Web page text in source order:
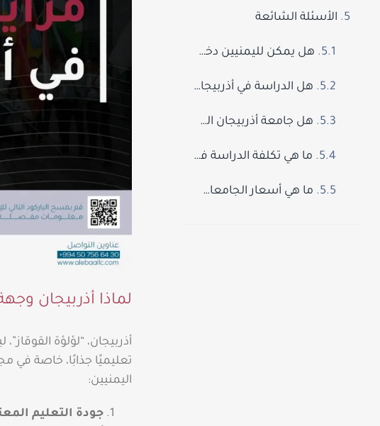
الأسئلة الشائعة
هل يمكن لليمنيين دخول أذربيجان؟
هل الدراسة في أذربيجان تستحق ذلك؟
هل جامعة أذربيجان الطبية معترف بها؟
ما هي تكلفة الدراسة في أذربيجان؟
ما هي أسعار الجامعات في أذربيجان؟
لماذا أذربيجان
أذربيجان، “لؤلؤة
تعليميًا جذابًا، خاصة في
اليمنيين:
جودة التعليم